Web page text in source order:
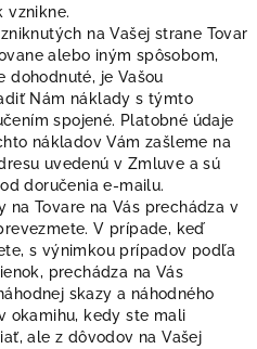
vznikne.
na Vašej strane Tovar
alebo iným spôsobom,
dohodnuté, je Vašou
Nám náklady s týmto
spojené. Platobné údaje
nákladov Vám zašleme na
uvedenú v Zmluve a sú
doručenia e-mailu.
na Tovare na Vás prechádza v
V prípade, keď
s výnimkou prípadov podľa
prechádza na Vás
skazy a náhodného
okamihu, kedy ste mali
ale z dôvodov na Vašej